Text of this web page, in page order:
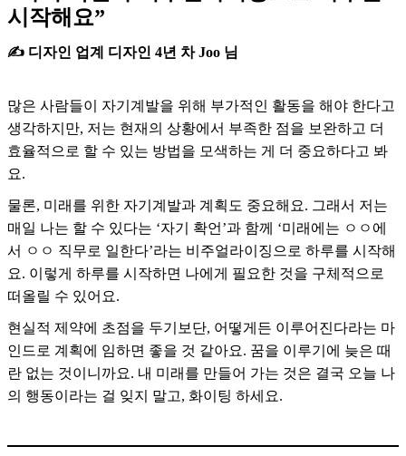
시작해요”
✍️ 디자인 업계 디자인 4년 차 Joo 님
많은 사람들이 자기계발을 위해 부가적인 활동을 해야 한다고
생각하지만, 저는 현재의 상황에서 부족한 점을 보완하고 더
효율적으로 할 수 있는 방법을 모색하는 게 더 중요하다고 봐
요.
물론, 미래를 위한 자기계발과 계획도 중요해요. 그래서 저는
매일 나는 할 수 있다는 ‘자기 확언’과 함께 ‘미래에는 ㅇㅇ에
서 ㅇㅇ 직무로 일한다’라는 비주얼라이징으로 하루를 시작해
요. 이렇게 하루를 시작하면 나에게 필요한 것을 구체적으로
떠올릴 수 있어요.
현실적 제약에 초점을 두기보단, 어떻게든 이루어진다라는 마
인드로 계획에 임하면 좋을 것 같아요. 꿈을 이루기에 늦은 때
란 없는 것이니까요. 내 미래를 만들어 가는 것은 결국 오늘 나
의 행동이라는 걸 잊지 말고, 화이팅 하세요.